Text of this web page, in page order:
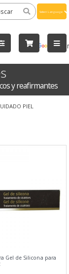
by
y reafirmantes
PIEL
Gel de Silicona para